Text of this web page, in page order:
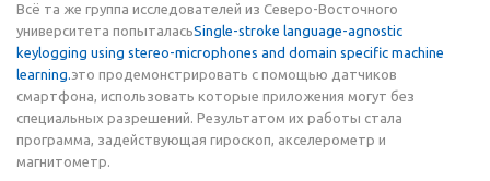
Всё та же группа исследователей из Северо-Восточного
университета попыталасьSingle-stroke language-agnostic
keylogging using stereo-microphones and domain specific machine
learning.это продемонстрировать с помощью датчиков
смартфона, использовать которые приложения могут без
специальных разрешений. Результатом их работы стала
программа, задействующая гироскоп, акселерометр и
магнитометр.